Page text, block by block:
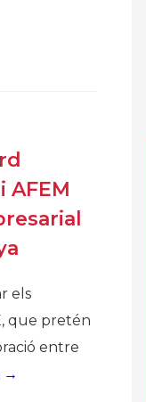
AFEM
els
que pretén
entre
→